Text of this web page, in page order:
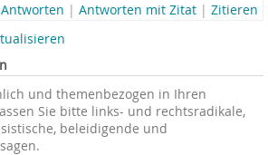
Antworten | Antworten mit Zitat | Zitieren
und themenbezogen in Ihren
Sie bitte links- und rechtsradikale,
beleidigende und